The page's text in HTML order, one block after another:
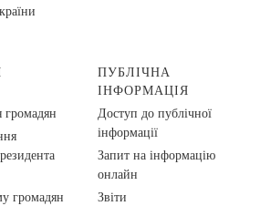
громадян
громадян
ПУБЛІЧНА
ІНФОРМАЦІЯ
Доступ до публічної
інформації
Запит на інформацію
онлайн
Звіти